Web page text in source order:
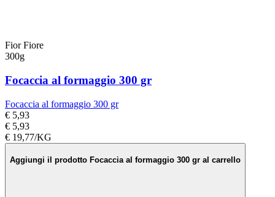
Fior Fiore
300g
Focaccia al formaggio 300 gr
Focaccia al formaggio 300 gr
€ 5,93
€ 5,93
€ 19,77/KG
Aggiungi il prodotto Focaccia al formaggio 300 gr al carrello